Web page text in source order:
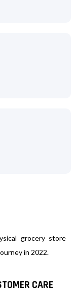
grocery store
in 2022.
CARE